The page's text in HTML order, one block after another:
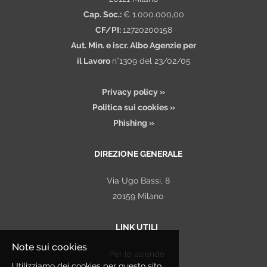
Cap. Soc.: € 1.000.000,00
CF/PI:12720200158
Aut. Min. e iscr. Albo Agenzie per
il Lavoro n°1309 del 23/02/05
Privacy policy »
Politica sui cookies »
Phishing »
DIREZIONE GENERALE
Via Ugo Bassi, 8
20159 Milano
LINK UTILI
Per le aziende
Note sui cookies